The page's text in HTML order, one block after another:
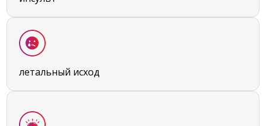
летальный исход